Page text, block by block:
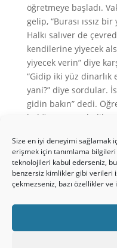
Size en iyi deneyimi sağlamak
erişmek için tanımlama
teknolojileri kabul ederseniz,
benzersiz kimlikler gibi verileri
çekmezseniz, bazı özellikler
öğretmeye başladı.
gelip, “Burası ıssız
Halkı salıver de
kendilerine yiyecek
yiyecek verin” diye
“Gidip iki yüz dinarlık
yani?” diye sordular.
gidin bakın” dedi.
balığımız var”
kişilik bölükler
balığı aldı, gözlerini
ekmekleri böldü ve
öğrencilerine verdi. İki
balıktan on iki sepet